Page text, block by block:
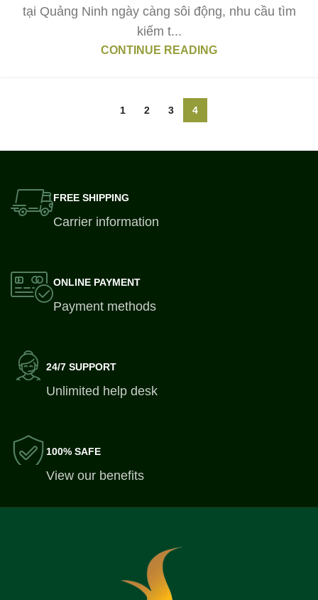
tại Quảng Ninh ngày càng sôi động, nhu cầu tìm
kiếm t...
CONTINUE READING
1 2 3 4
FREE SHIPPING
Carrier information
ONLINE PAYMENT
Payment methods
24/7 SUPPORT
Unlimited help desk
100% SAFE
View our benefits